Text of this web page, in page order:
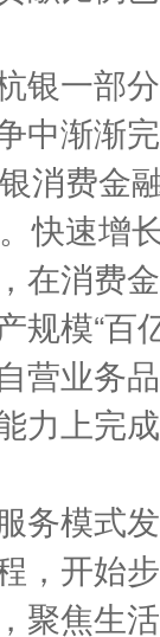
银一部
中渐渐
消费金
快速增
在消费
规模“百
营业
力上完
务模式
，开始
聚焦生